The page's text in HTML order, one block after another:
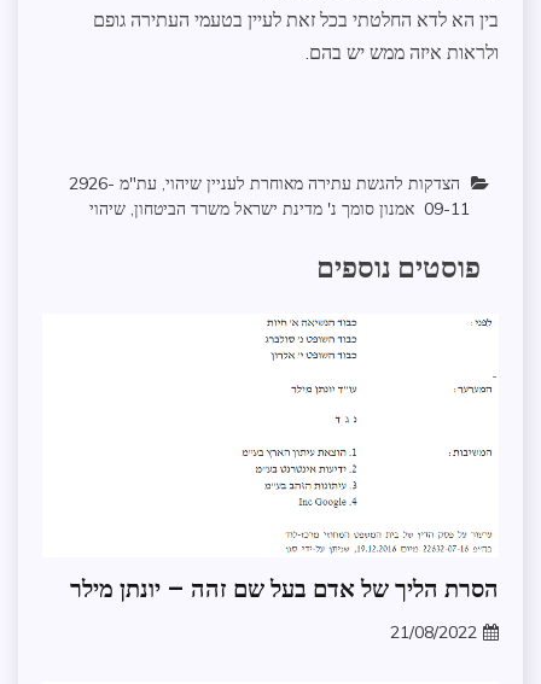
בין הא לדא החלטתי בכל זאת לעיין בטעמי העתירה גופם
ולראות איזה ממש יש בהם.
הצדקות להגשת עתירה מאוחרת לעניין שיהוי,
עת"מ 2926-
09-11‏ ‏ אמנון סומך נ' מדינת ישראל משרד הביטחון
,שיהוי
פוסטים נוספים
עדכונים
במרחב
פסיקה
הסרת הליך של אדם בעל שם זהה – יונתן מילר
21/08/2022